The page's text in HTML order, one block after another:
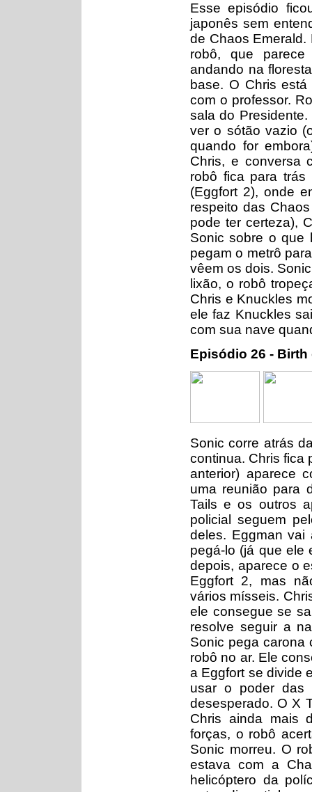
Esse episódio
japonês sem
de Chaos
robô, que
andando na
base. O Chris
com o professor.
sala do
ver o sótão vazio
quando for
Chris, e conversa
robô fica para
(Eggfort 2), onde
respeito das
pode ter certeza),
Sonic sobre o que
pegam o metrô
vêem os dois.
lixão, o robô
Chris e Knuckles
ele faz Knuckles
com sua nave
Episódio 26 -
Sonic corre atrás
continua. Chris fica
anterior) aparece
uma reunião para
Tails e os outros
policial seguem
deles. Eggman
pegá-lo (já que ele
depois, aparece o
Eggfort 2, mas
vários mísseis.
ele consegue se
resolve seguir a
Sonic pega carona
robô no ar. Ele
a Eggfort se divide
usar o poder das
desesperado. O X
Chris ainda mais
forças, o robô
Sonic morreu. O
estava com a
helicóptero da